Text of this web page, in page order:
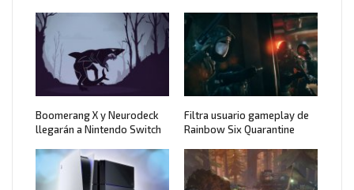
Boomerang X y Neurodeck
llegarán a Nintendo Switch
Filtra usuario gameplay de
Rainbow Six Quarantine